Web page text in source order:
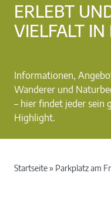
ERLEBT
VIELFALT IN
Informationen,
Wanderer und
– hier findet jeder sein
Highlight.
Startseite» Parkplatz am